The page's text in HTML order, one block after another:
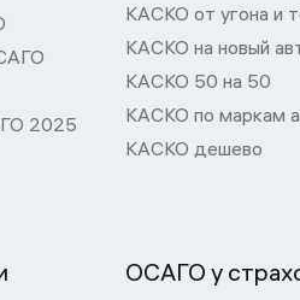
2025
КАСКО от угона и
КАСКО на новый
КАСКО 50 на 50
КАСКО по маркам
КАСКО дешево
ОСАГО у